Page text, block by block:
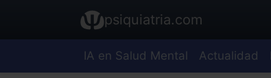
psiquiatria.com
IA en Salud Mental Actualidad